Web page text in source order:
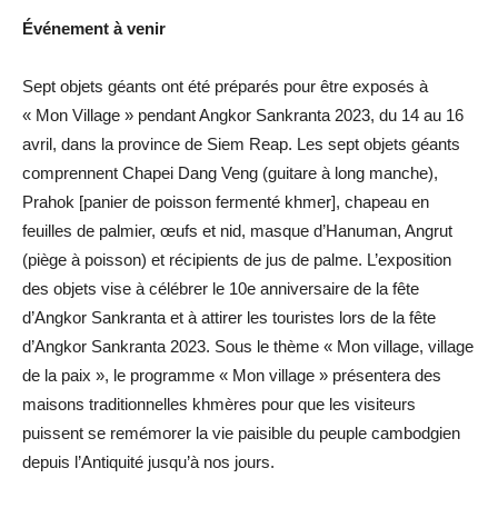
Événement à venir
Sept objets géants ont été préparés pour être exposés à
« Mon Village » pendant Angkor Sankranta 2023, du 14 au 16
avril, dans la province de Siem Reap. Les sept objets géants
comprennent Chapei Dang Veng (guitare à long manche),
Prahok [panier de poisson fermenté khmer], chapeau en
feuilles de palmier, œufs et nid, masque d’Hanuman, Angrut
(piège à poisson) et récipients de jus de palme. L’exposition
des objets vise à célébrer le 10e anniversaire de la fête
d’Angkor Sankranta et à attirer les touristes lors de la fête
d’Angkor Sankranta 2023. Sous le thème « Mon village, village
de la paix », le programme « Mon village » présentera des
maisons traditionnelles khmères pour que les visiteurs
puissent se remémorer la vie paisible du peuple cambodgien
depuis l’Antiquité jusqu’à nos jours.